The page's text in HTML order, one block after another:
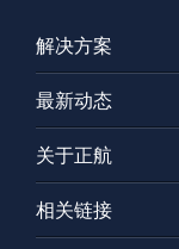
解决方案
最新动态
关于正航
相关链接